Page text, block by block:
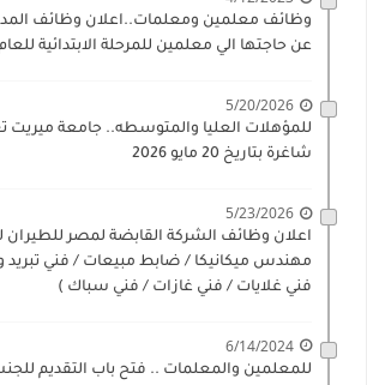
وظائف معلمين ومعلمات..اعلان وظائف
عن حاجتها الي معلمين للمرحلة الابتدائية للعام
5/20/2026
للمؤهلات العليا والمتوسطه.. جامعة
شاغرة بتاريخ 20 مايو 2026
5/23/2026
اعلان وظائف الشركة القابضة لمصر
مهندس ميكانيكا / ضابط مبيعات / فني تبريد
فني غلايات / فني غازات / فني سباك )
6/14/2024
للمعلمين والمعلمات .. فتح باب التقديم